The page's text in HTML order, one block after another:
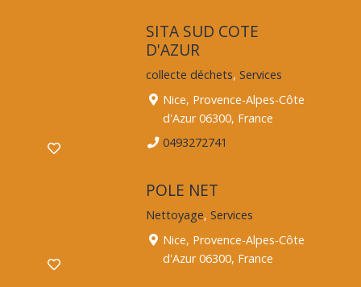
SITA SUD COTE
D'AZUR
collecte déchets, Services
Nice, Provence-Alpes-Côte
d'Azur 06300, France
0493272741
POLE NET
Nettoyage, Services
Nice, Provence-Alpes-Côte
d'Azur 06300, France